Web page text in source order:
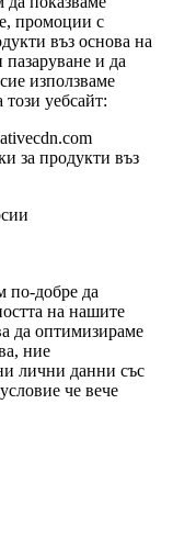
промоции с
въз основа на
и да
използваме
уебсайт:
за продукти въз
по-добре да
на нашите
да оптимизираме
ние
лични данни със
че вече